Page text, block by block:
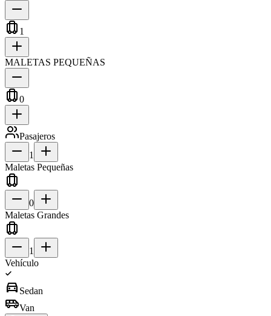
1
MALETAS PEQUEÑAS
0
Pasajeros
1
Maletas Pequeñas
0
Maletas Grandes
1
Vehículo
directions_car Sedan
airport_shuttleVan